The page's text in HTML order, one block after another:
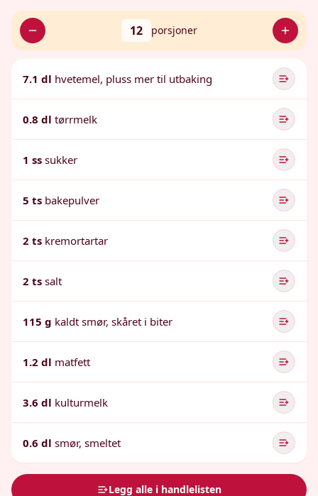
12 porsjoner
7.1 dl hvetemel, pluss mer til utbaking
0.8 dl tørrmelk
1 ss sukker
5 ts bakepulver
2 ts kremortartar
2 ts salt
115 g kaldt smør, skåret i biter
1.2 dl matfett
3.6 dl kulturmelk
0.6 dl smør, smeltet
Legg alle i handlelisten